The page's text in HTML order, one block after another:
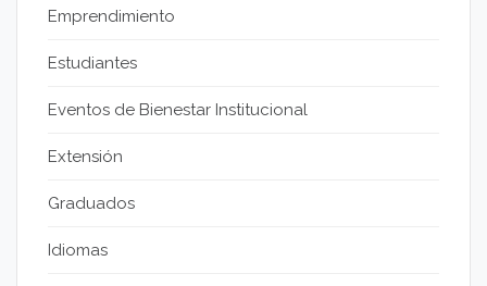
Emprendimiento
Estudiantes
Eventos de Bienestar Institucional
Extensión
Graduados
Idiomas